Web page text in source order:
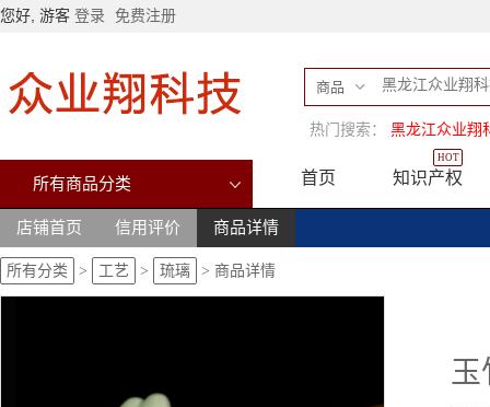
您好, 游客 登录 免费注册
商品
热门搜索： 黑龙江众业翔
所有商品分类 首页 知识产权
HOT
店铺首页 信用评价 商品详情
所有分类 > 工艺 > 琉璃 > 商品详情
玉